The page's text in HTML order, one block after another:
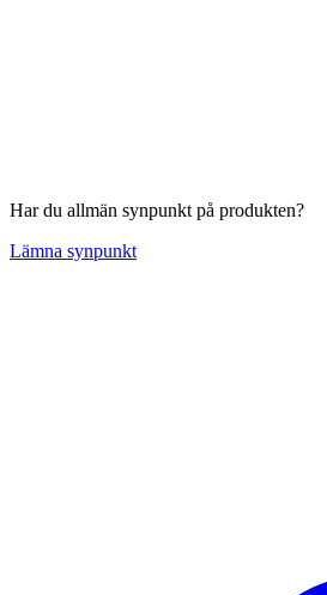
Har du allmän synpunkt på produkten?
Lämna synpunkt